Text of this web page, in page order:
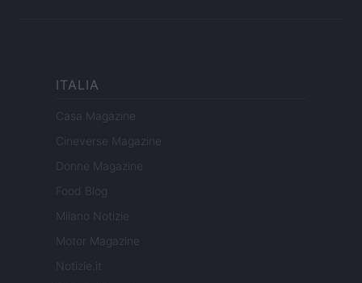
ITALIA
Casa Magazine
Cineverse Magazine
Donne Magazine
Food Blog
Milano Notizie
Motor Magazine
Notizie.it